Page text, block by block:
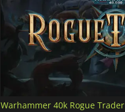
Warhammer 40k Rogue Trader